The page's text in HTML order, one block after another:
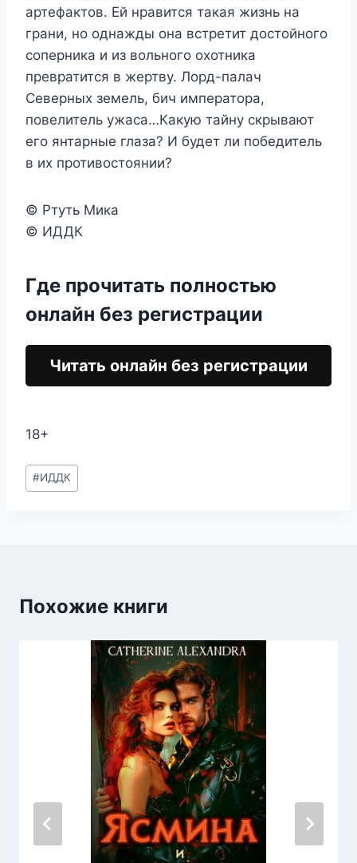
артефактов. Ей нравится такая жизнь на
грани, но однажды она встретит достойного
соперника и из вольного охотника
превратится в жертву. Лорд-палач
Северных земель, бич императора,
повелитель ужаса…Какую тайну скрывают
его янтарные глаза? И будет ли победитель
в их противостоянии?
© Ртуть Мика
© ИДДК
Где прочитать полностью
онлайн без регистрации
Читать онлайн без регистрации
18+
Метки
записи:
#ИДДК
Похожие книги